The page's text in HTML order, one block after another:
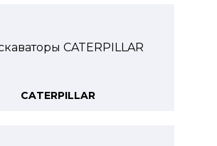
CATERPILLAR